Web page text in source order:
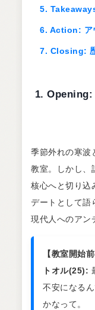
5.
6. Action: ア
7. Closing:
1. Opening:
季節外れの寒波
教室。しかし、
核心へと切り込
デートとして語
現代人へのアン
【教室開始
トオル(25):
不安になる
かなって。